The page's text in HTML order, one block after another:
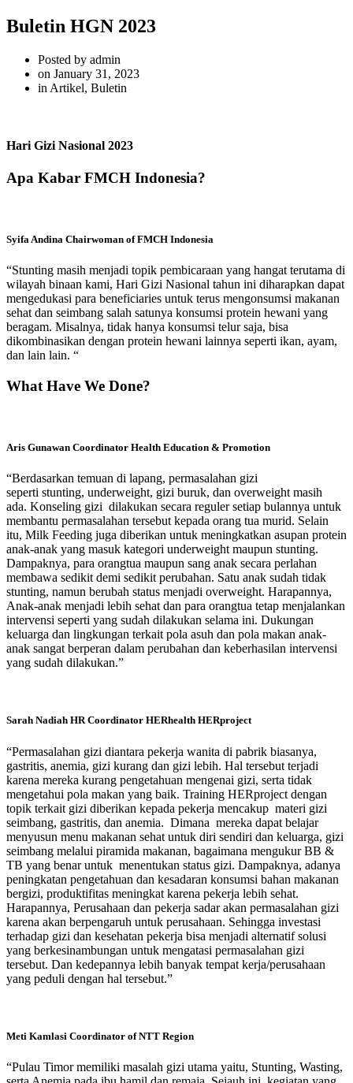
Buletin HGN 2023
Posted by admin
on January 31, 2023
in Artikel, Buletin
Hari Gizi Nasional 2023
Apa Kabar FMCH Indonesia?
Syifa Andina Chairwoman of FMCH Indonesia
“Stunting masih menjadi topik pembicaraan yang hangat terutama di
wilayah binaan kami, Hari Gizi Nasional tahun ini diharapkan dapat
mengedukasi para beneficiaries untuk terus mengonsumsi makanan
sehat dan seimbang salah satunya konsumsi protein hewani yang
beragam. Misalnya, tidak hanya konsumsi telur saja, bisa
dikombinasikan dengan protein hewani lainnya seperti ikan, ayam,
dan lain lain. “
What Have We Done?
Aris Gunawan Coordinator Health Education & Promotion
“Berdasarkan temuan di lapang, permasalahan gizi
seperti stunting, underweight, gizi buruk, dan overweight masih
ada. Konseling gizi dilakukan secara reguler setiap bulannya untuk
membantu permasalahan tersebut kepada orang tua murid. Selain
itu, Milk Feeding juga diberikan untuk meningkatkan asupan protein
anak-anak yang masuk kategori underweight maupun stunting.
Dampaknya, para orangtua maupun sang anak secara perlahan
membawa sedikit demi sedikit perubahan. Satu anak sudah tidak
stunting, namun berubah status menjadi overweight. Harapannya,
Anak-anak menjadi lebih sehat dan para orangtua tetap menjalankan
intervensi seperti yang sudah dilakukan selama ini. Dukungan
keluarga dan lingkungan terkait pola asuh dan pola makan anak-
anak sangat berperan dalam perubahan dan keberhasilan intervensi
yang sudah dilakukan.”
Sarah Nadiah HR Coordinator HERhealth HERproject
“Permasalahan gizi diantara pekerja wanita di pabrik biasanya,
gastritis, anemia, gizi kurang dan gizi lebih. Hal tersebut terjadi
karena mereka kurang pengetahuan mengenai gizi, serta tidak
mengetahui pola makan yang baik. Training HERproject dengan
topik terkait gizi diberikan kepada pekerja mencakup materi gizi
seimbang, gastritis, dan anemia. Dimana mereka dapat belajar
menyusun menu makanan sehat untuk diri sendiri dan keluarga, gizi
seimbang melalui piramida makanan, bagaimana mengukur BB &
TB yang benar untuk menentukan status gizi. Dampaknya, adanya
peningkatan pengetahuan dan kesadaran konsumsi bahan makanan
bergizi, produktifitas meningkat karena pekerja lebih sehat.
Harapannya, Perusahaan dan pekerja sadar akan permasalahan gizi
karena akan berpengaruh untuk perusahaan. Sehingga investasi
terhadap gizi dan kesehatan pekerja bisa menjadi alternatif solusi
yang berkesinambungan untuk mengatasi permasalahan gizi
tersebut. Dan kedepannya lebih banyak tempat kerja/perusahaan
yang peduli dengan hal tersebut.”
Meti Kamlasi Coordinator of NTT Region
“Pulau Timor memiliki masalah gizi utama yaitu, Stunting, Wasting,